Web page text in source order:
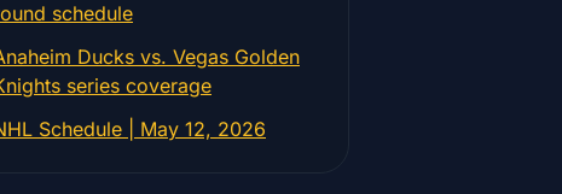
schedule
Ducks vs. Vegas Golden
series coverage
Schedule | May 12, 2026